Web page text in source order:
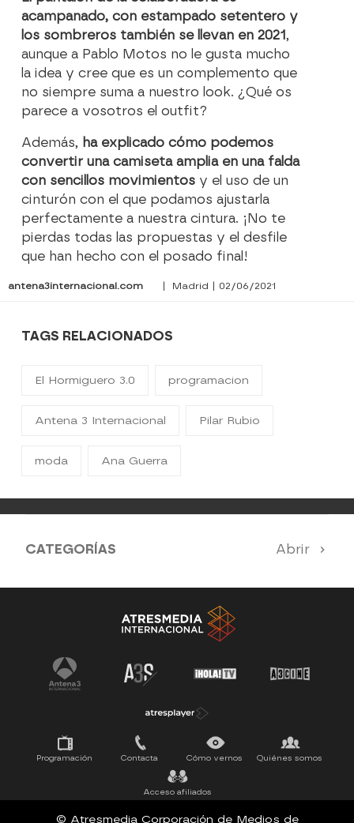
acampanado, con estampado setentero y
los sombreros también se llevan en 2021,
aunque a Pablo Motos no le gusta mucho
la idea y cree que es un complemento que
no siempre suma a nuestro look. ¿Qué os
parece a vosotros el outfit?
Además, ha explicado cómo podemos
convertir una camiseta amplia en una falda
con sencillos movimientos y el uso de un
cinturón con el que podamos ajustarla
perfectamente a nuestra cintura. ¡No te
pierdas todas las propuestas y el desfile
que han hecho con el posado final!
antena3internacional.com | Madrid | 02/06/2021
TAGS RELACIONADOS
El Hormiguero 3.0 programacion
Antena 3 Internacional Pilar Rubio
moda Ana Guerra
CATEGORÍAS Abrir
Antena 3 Noticias El Hormiguero
Tu cara me suena Pasapalabra
Programación Contacta Cómo vernos Quiénes somos
Acceso afiliados
© Atresmedia Corporación de Medios de